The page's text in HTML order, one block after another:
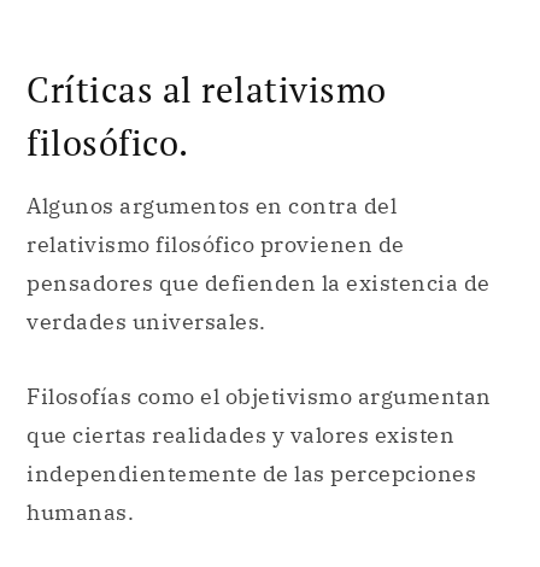
Críticas al relativismo
filosófico.
Algunos argumentos en contra del
relativismo filosófico provienen de
pensadores que defienden la existencia de
verdades universales.
Filosofías como el objetivismo argumentan
que ciertas realidades y valores existen
independientemente de las percepciones
humanas.